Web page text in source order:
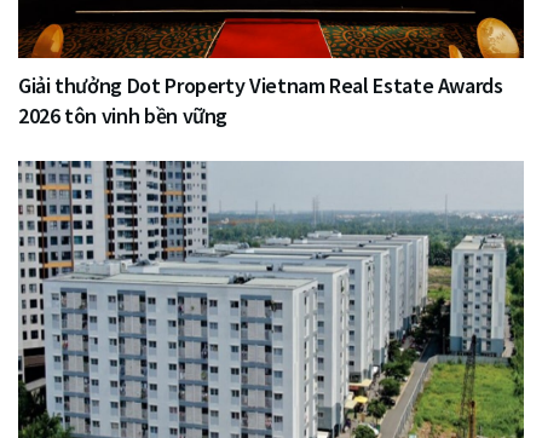
Giải thưởng Dot Property Vietnam Real Estate Awards
2026 tôn vinh bền vững